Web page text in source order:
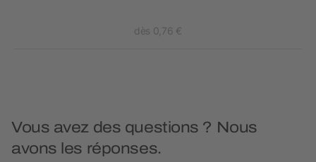
dès 0,76 €
Vous avez des questions ? Nous
avons les réponses.